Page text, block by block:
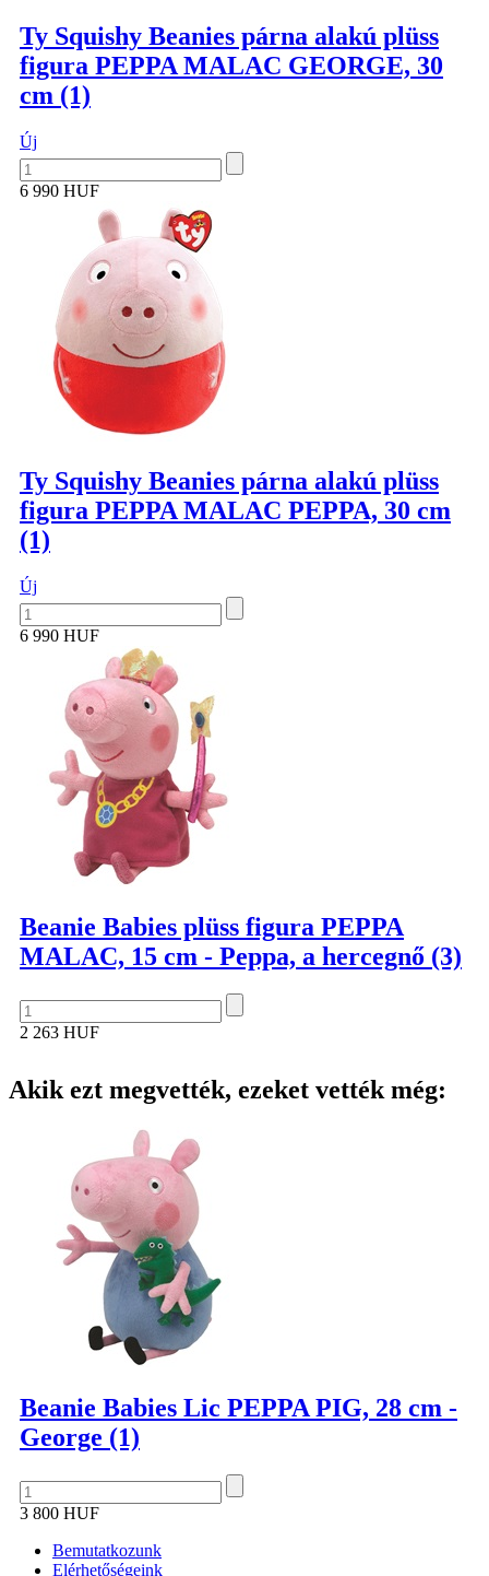
Ty Squishy Beanies párna alakú plüss
figura PEPPA MALAC GEORGE, 30
cm (1)
Új
6 990 HUF
Ty Squishy Beanies párna alakú plüss
figura PEPPA MALAC PEPPA, 30 cm
(1)
Új
6 990 HUF
Beanie Babies plüss figura PEPPA
MALAC, 15 cm - Peppa, a hercegnő (3)
2 263 HUF
Akik ezt megvették, ezeket vették még:
Beanie Babies Lic PEPPA PIG, 28 cm -
George (1)
3 800 HUF
Bemutatkozunk
Elérhetőségeink